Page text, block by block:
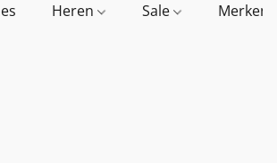
Heren Sale Merken